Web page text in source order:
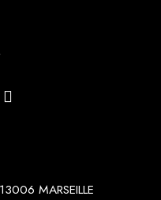
MARSEILLE